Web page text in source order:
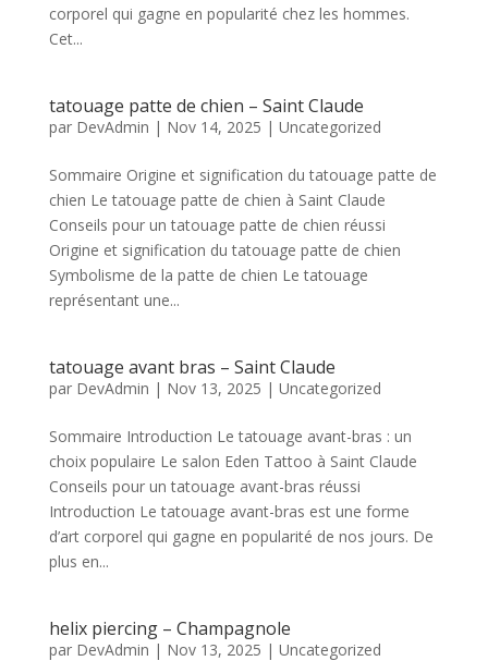
corporel qui gagne en popularité chez les hommes.
Cet...
tatouage patte de chien – Saint Claude
par DevAdmin | Nov 14, 2025 | Uncategorized
Sommaire Origine et signification du tatouage patte de
chien Le tatouage patte de chien à Saint Claude
Conseils pour un tatouage patte de chien réussi
Origine et signification du tatouage patte de chien
Symbolisme de la patte de chien Le tatouage
représentant une...
tatouage avant bras – Saint Claude
par DevAdmin | Nov 13, 2025 | Uncategorized
Sommaire Introduction Le tatouage avant-bras : un
choix populaire Le salon Eden Tattoo à Saint Claude
Conseils pour un tatouage avant-bras réussi
Introduction Le tatouage avant-bras est une forme
d’art corporel qui gagne en popularité de nos jours. De
plus en...
helix piercing – Champagnole
par DevAdmin | Nov 13, 2025 | Uncategorized